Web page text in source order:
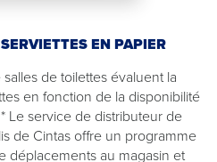
EN PAPIER
de toilettes évaluent la
en fonction de la disponibilité
Le service de distributeur de
de Cintas offre un programme
déplacements au magasin et